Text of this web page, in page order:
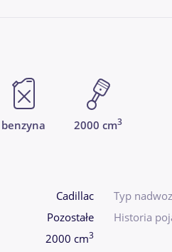
benzyna 2000 cm3
Cadillac
Pozostałe
2000 cm3
Typ
Historia